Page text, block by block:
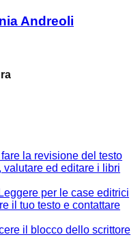
Andreoli
la revisione del testo
valutare ed editare i libri
per le case editrici
il tuo testo e contattare
il blocco dello scrittore